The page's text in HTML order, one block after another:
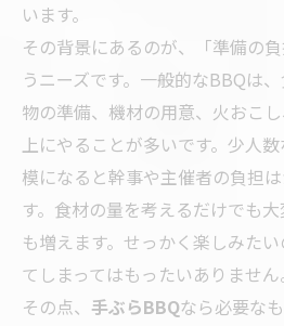
います。
その背景にあるのが、「準備の
うニーズです。一般的なBBQは
物の準備、機材の用意、火おこ
上にやることが多いです。少人
模になると幹事や主催者の負担
す。食材の量を考えるだけでも
も増えます。せっかく楽しみた
てしまってはもったいありません
その点、 手ぶらBBQなら必要な